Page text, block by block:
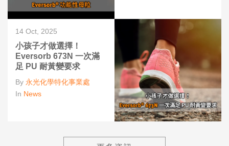
14 Oct, 2025
小孩子才做選擇！
Eversorb 673N 一次滿
足 PU 耐黃變要求
By 永光化學特化事業處
In News